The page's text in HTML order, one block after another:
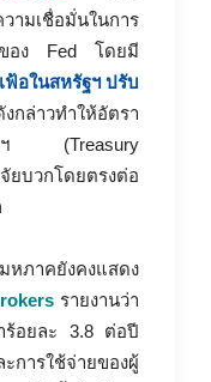
ามเชื่อมั่นในการ
ของ Fed โดยมี
ฟ้อในสหรัฐฯ ปรับ
ล่าวทำให้อัตรา
ฐฯ (Treasury
บวกโดยตรงต่อ
ภาคยังคงแสดง
รายงานว่า
ร้อยละ 3.8 ต่อปี
ารใช้จ่ายของผู้